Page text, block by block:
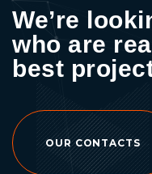
We’re
who are
best
OUR CONTACTS